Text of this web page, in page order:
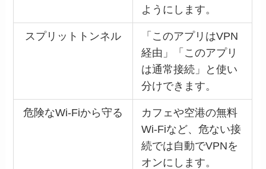
ようにします。
スプリットトンネル
「このアプリはVPN
経由」「このアプリ
は通常接続」と使い
分けできます。
危険なWi-Fiから守る
カフェや空港の無料
Wi-Fiなど、危ない接
続では自動でVPNを
オンにします。